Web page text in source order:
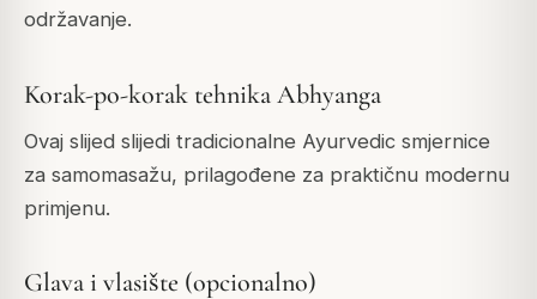
održavanje.
Korak-po-korak tehnika Abhyanga
Ovaj slijed slijedi tradicionalne Ayurvedic smjernice
za samomasažu, prilagođene za praktičnu modernu
primjenu.
Glava i vlasište (opcionalno)